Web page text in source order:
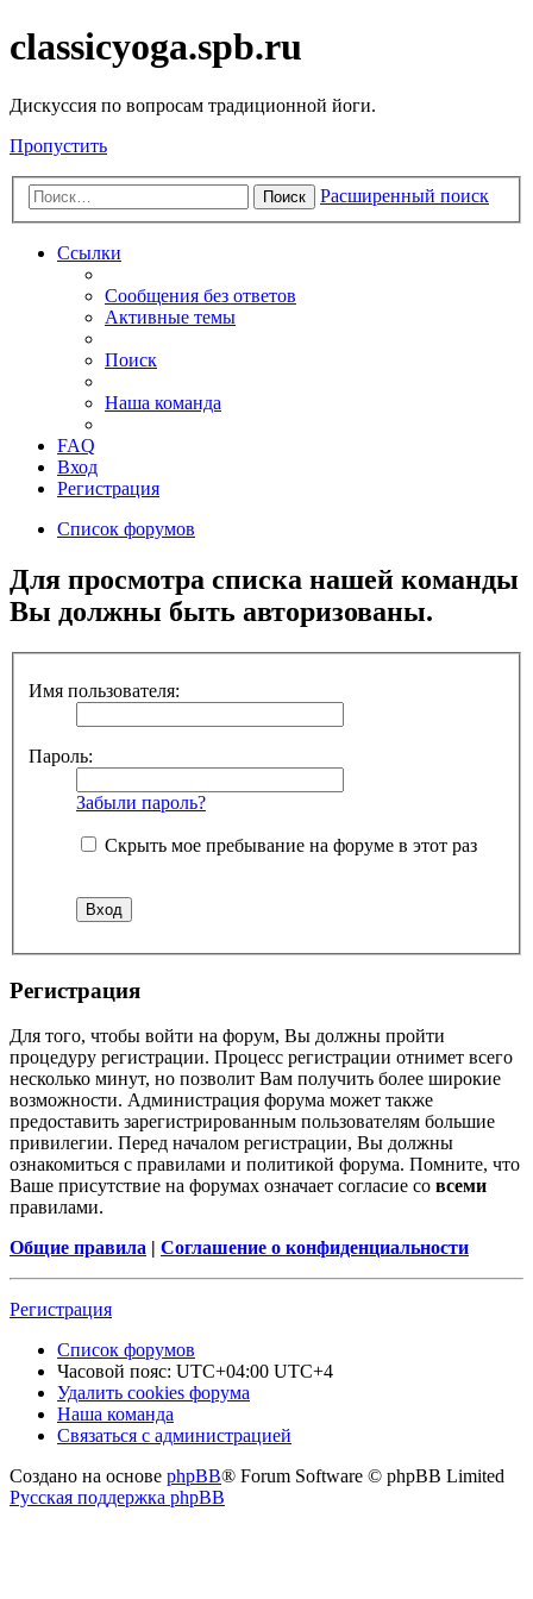
classicyoga.spb.ru
Дискуссия по вопросам традиционной йоги.
Пропустить
Поиск Расширенный поиск
Ссылки
Сообщения без ответов
Активные темы
Поиск
Наша команда
FAQ
Вход
Регистрация
Список форумов
Для просмотра списка нашей команды
Вы должны быть авторизованы.
Имя пользователя:
Пароль:
Забыли пароль?
Скрыть мое пребывание на форуме в этот раз
Регистрация
Для того, чтобы войти на форум, Вы должны пройти
процедуру регистрации. Процесс регистрации отнимет всего
несколько минут, но позволит Вам получить более широкие
возможности. Администрация форума может также
предоставить зарегистрированным пользователям большие
привилегии. Перед началом регистрации, Вы должны
ознакомиться с правилами и политикой форума. Помните, что
Ваше присутствие на форумах означает согласие со всеми
правилами.
Общие правила | Соглашение о конфиденциальности
Регистрация
Список форумов
Часовой пояс: UTC+04:00 UTC+4
Удалить cookies форума
Наша команда
Связаться с администрацией
Создано на основе phpBB® Forum Software © phpBB Limited
Русская поддержка phpBB